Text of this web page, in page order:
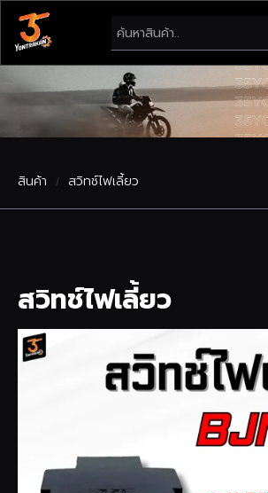
สินค้า / สวิทช์ไฟเลี้ยว
สวิทช์ไฟเลี้ยว